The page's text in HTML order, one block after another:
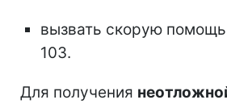
вызвать скорую
103.
Для получения